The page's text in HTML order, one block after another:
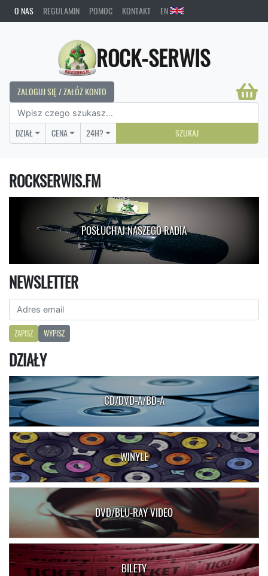
O NAS REGULAMIN POMOC KONTAKT EN
ROCK-SERWIS
ZALOGUJ SIĘ / ZAŁÓŻ KONTO
DZIAŁ CENA 24H? SZUKAJ
ROCKSERWIS.FM
POSŁUCHAJ NASZEGO RADIA
NEWSLETTER
ZAPISZ WYPISZ
DZIAŁY
CD/DVD-A/BD-A
WINYLE
DVD/BLU-RAY VIDEO
BILETY